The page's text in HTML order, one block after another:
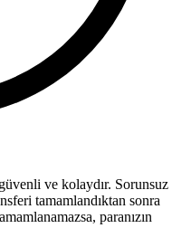
ve kolaydır. Sorunsuz
tamamlandıktan sonra
paranızın